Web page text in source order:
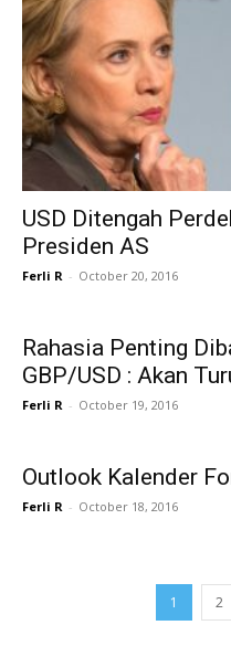
USD Ditengah
Presiden AS
Ferli R - October 20, 2016
Rahasia Penting
GBP/USD : Akan
Ferli R - October 19, 2016
Outlook Kalender
Ferli R - October 18, 2016
1 2